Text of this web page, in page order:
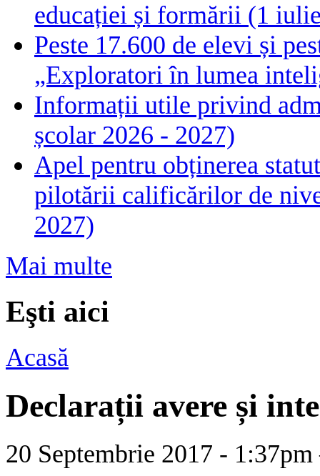
educației și formării (1
Peste 17.600 de elevi și
„Exploratori în lumea
Informații utile privind
școlar 2026 - 2027)
Apel pentru obținerea
pilotării calificărilor de
2027)
Mai multe
Eşti aici
Acasă
Declarații avere și
20 Septembrie 2017 -